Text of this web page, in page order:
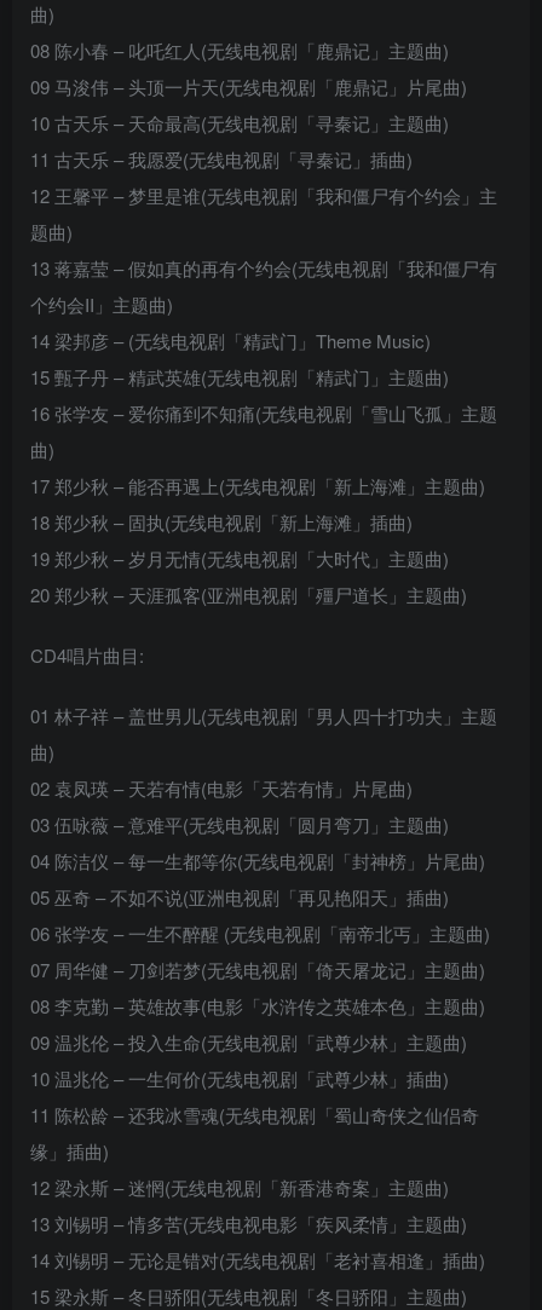
曲)
08 陈小春 – 叱吒红人(无线电视剧「鹿鼎记」主题曲)
09 马浚伟 – 头顶一片天(无线电视剧「鹿鼎记」片尾曲)
10 古天乐 – 天命最高(无线电视剧「寻秦记」主题曲)
11 古天乐 – 我愿爱(无线电视剧「寻秦记」插曲)
12 王馨平 – 梦里是谁(无线电视剧「我和僵尸有个约会」主
题曲)
13 蒋嘉莹 – 假如真的再有个约会(无线电视剧「我和僵尸有
个约会II」主题曲)
14 梁邦彦 – (无线电视剧「精武门」Theme Music)
15 甄子丹 – 精武英雄(无线电视剧「精武门」主题曲)
16 张学友 – 爱你痛到不知痛(无线电视剧「雪山飞孤」主题
曲)
17 郑少秋 – 能否再遇上(无线电视剧「新上海滩」主题曲)
18 郑少秋 – 固执(无线电视剧「新上海滩」插曲)
19 郑少秋 – 岁月无情(无线电视剧「大时代」主题曲)
20 郑少秋 – 天涯孤客(亚洲电视剧「殭尸道长」主题曲)
CD4唱片曲目:
01 林子祥 – 盖世男儿(无线电视剧「男人四十打功夫」主题
曲)
02 袁凤瑛 – 天若有情(电影「天若有情」片尾曲)
03 伍咏薇 – 意难平(无线电视剧「圆月弯刀」主题曲)
04 陈洁仪 – 每一生都等你(无线电视剧「封神榜」片尾曲)
05 巫奇 – 不如不说(亚洲电视剧「再见艳阳天」插曲)
06 张学友 – 一生不醉醒 (无线电视剧「南帝北丐」主题曲)
07 周华健 – 刀剑若梦(无线电视剧「倚天屠龙记」主题曲)
08 李克勤 – 英雄故事(电影「水浒传之英雄本色」主题曲)
09 温兆伦 – 投入生命(无线电视剧「武尊少林」主题曲)
10 温兆伦 – 一生何价(无线电视剧「武尊少林」插曲)
11 陈松龄 – 还我冰雪魂(无线电视剧「蜀山奇侠之仙侣奇
缘」插曲)
12 梁永斯 – 迷惘(无线电视剧「新香港奇案」主题曲)
13 刘锡明 – 情多苦(无线电视电影「疾风柔情」主题曲)
14 刘锡明 – 无论是错对(无线电视剧「老衬喜相逢」插曲)
15 梁永斯 – 冬日骄阳(无线电视剧「冬日骄阳」主题曲)